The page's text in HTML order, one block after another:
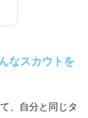
なスカウトを
、自分と同じタ